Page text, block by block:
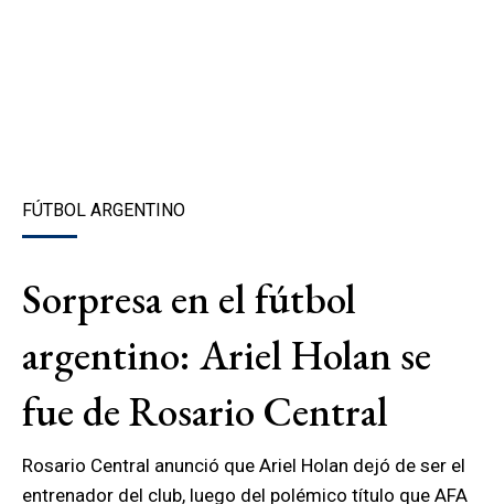
FÚTBOL ARGENTINO
Sorpresa en el fútbol
argentino: Ariel Holan se
fue de Rosario Central
Rosario Central anunció que Ariel Holan dejó de ser el
entrenador del club, luego del polémico título que AFA